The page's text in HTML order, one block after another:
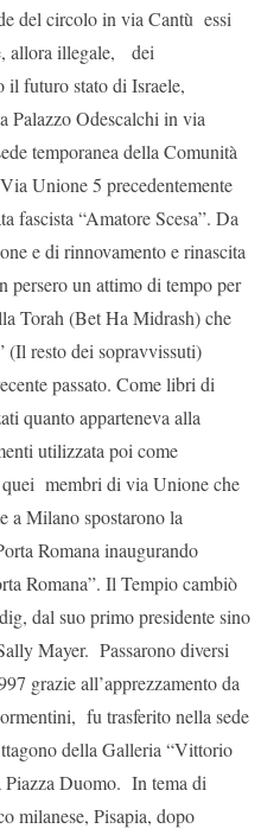
del circolo in via Cantù essi
allora illegale, dei
futuro stato di Israele,
Palazzo Odescalchi in via
temporanea della Comunità
Unione 5 precedentemente
fascista “Amatore Scesa”. Da
e di rinnovamento e rinascita
persero un attimo di tempo per
Torah (Bet Ha Midrash) che
(Il resto dei sopravvissuti)
passato. Come libri di
quanto apparteneva alla
utilizzata poi come
membri di via Unione che
a Milano spostarono la
Romana inaugurando
Romana”. Il Tempio cambiò
dal suo primo presidente sino
Mayer. Passarono diversi
grazie all’apprezzamento da
fu trasferito nella sede
della Galleria “Vittorio
Piazza Duomo. In tema di
milanese, Pisapia, dopo